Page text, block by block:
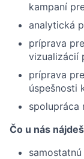
kampaní
analytická
príprava
vizualizácií
príprava
úspešnosti
spolupráca
Čo u nás